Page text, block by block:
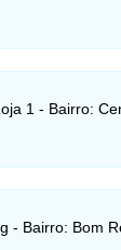
1 - Bairro:
- Bairro: Bom